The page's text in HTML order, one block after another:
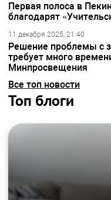
Первая полоса в
благодарят
11 декабря 2025, 21:40
Решение проблемы с
требует много
Минпросвещения
Все топ новости
Топ блоги